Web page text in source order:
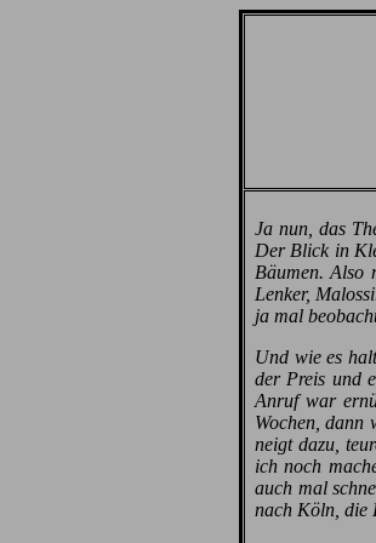
Ja nun, das
Der Blick in
Bäumen. Also
Lenker,
ja mal
Und wie es
der Preis und
Anruf war
Wochen, dann
neigt dazu,
ich noch
auch mal
nach Köln, die